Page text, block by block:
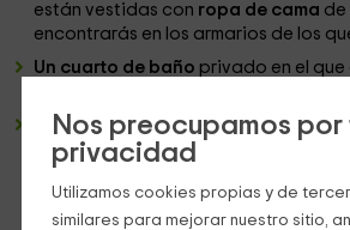
Nos preocupamos por
privacidad
Utilizamos cookies propias y de
similares para mejorar nuestro sitio,
están vestidas con ropa de cama de
encontrarás en los armarios de los
Un cuarto de baño privado en el que
Televisión frente a la cama,y unas
mejores vistas tanto de la muralla,
Ebro